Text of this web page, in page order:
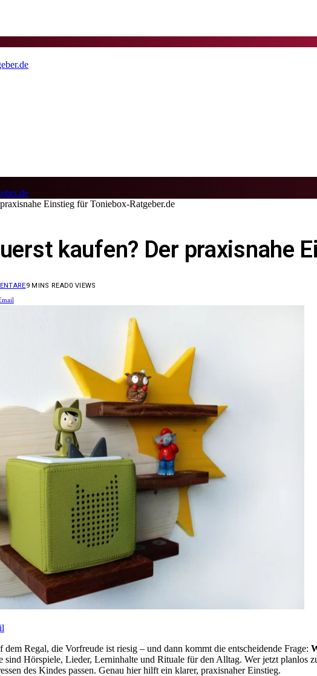
Einstieg für Toniebox-Ratgeber.de
kaufen? Der praxisnahe
9 MINS READ0 VIEWS
dem Regal, die Vorfreude ist riesig – und dann kommt die entscheidende Frage:
sind Hörspiele, Lieder, Lerninhalte und Rituale für den Alltag. Wer jetzt
des Kindes passen. Genau hier hilft ein klarer, praxisnaher Einstieg.